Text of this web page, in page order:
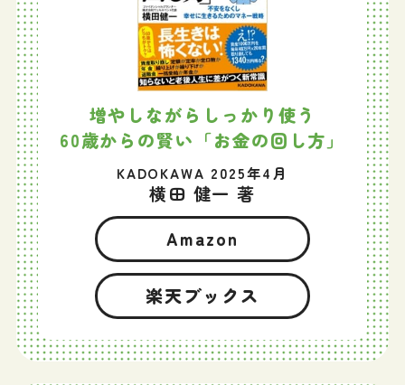
増やしながらしっかり使う
60歳からの賢い「お金の回し方」
KADOKAWA 2025年4月
横田 健一 著
Amazon
楽天ブックス